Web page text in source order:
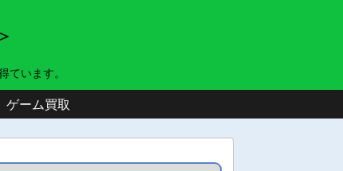
ています。
ゲーム買取